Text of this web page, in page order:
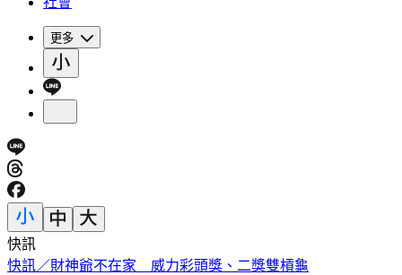
更多
快訊
中國出入境新規將上路 陸委會曝「這類人」最危險